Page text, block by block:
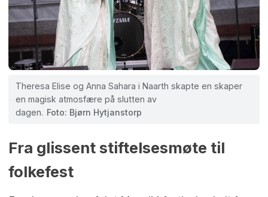
Theresa Elise og Anna Sahara i Naarth skapte en skaper
en magisk atmosfære på slutten av
dagen. Foto: Bjørn Hytjanstorp
Fra glissent stiftelsesmøte til
folkefest